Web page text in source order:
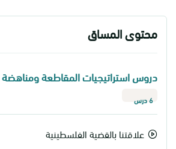
يتناول المساق العلاقة بالقضية
وأشكاله السياسية والثقافية
والإعلامية، إضافة إلى تحليل
المجتمعات العربية والفلسطينية.
التطبيع الأكاديمي وآثاره على
محتوى المساق
دروس استراتيجيات المقاطعة ومناهضة التطبيع
6 درس
علاقتنا بالقضية الفلسطينية